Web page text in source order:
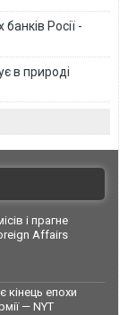
Росії -
в природі
і прагне
Affairs
кінець епохи
— NYT